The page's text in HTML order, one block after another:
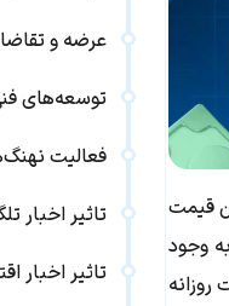
به میزان ۰.۳۹ دلار و بیشترین قیمت
به وجود
عرضه و تقاضا
توسعه‌های
فعالیت
تاثیر اخبار
تاثیر اخبار